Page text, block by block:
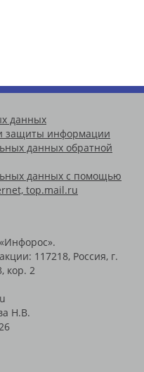
данных
защиты информации
данных обратной
данных с помощью
top.mail.ru
117218, Россия, г.
кор. 2
Н.В.